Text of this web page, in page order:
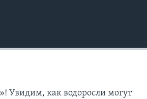
Увидим, как водоросли могут